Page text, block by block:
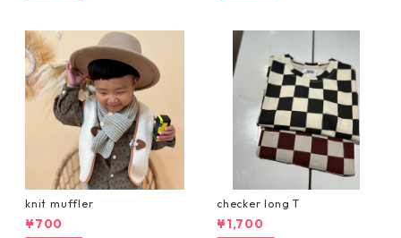
knit muffler
¥700
checker long T
¥1,700